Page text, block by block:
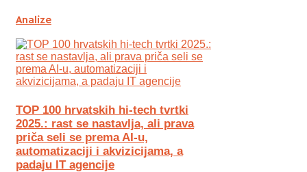
Analize
TOP 100 hrvatskih hi-tech tvrtki
2025.: rast se nastavlja, ali prava
priča seli se prema AI-u,
automatizaciji i akvizicijama, a
padaju IT agencije